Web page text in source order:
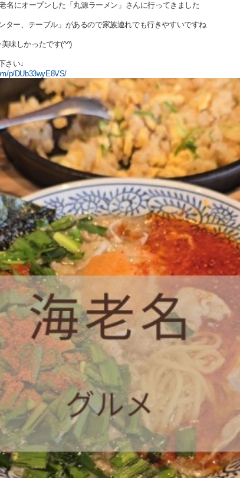
名にオープンした「丸源ラーメン」さんに行ってきました
ター、テーブル」があるので家族連れでも行きやすいですね
味しかったです(^^)
さい↓
p/DUb33wyE8VS/